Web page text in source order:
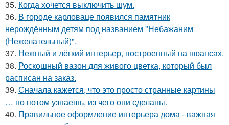
35. Когда хочется выключить шум.
36. В городе карловаце появился памятник
нерождённым детям под названием "Небажаним
(Нежелательный)".
37. Нежный и лёгкий интерьер, построенный на нюансах.
38. Роскошный вазон для живого цветка, который был
расписан на заказ.
39. Сначала кажется, что это просто странные картины
… но потом узнаешь, из чего они сделаны.
40. Правильное оформление интерьера дома - важная